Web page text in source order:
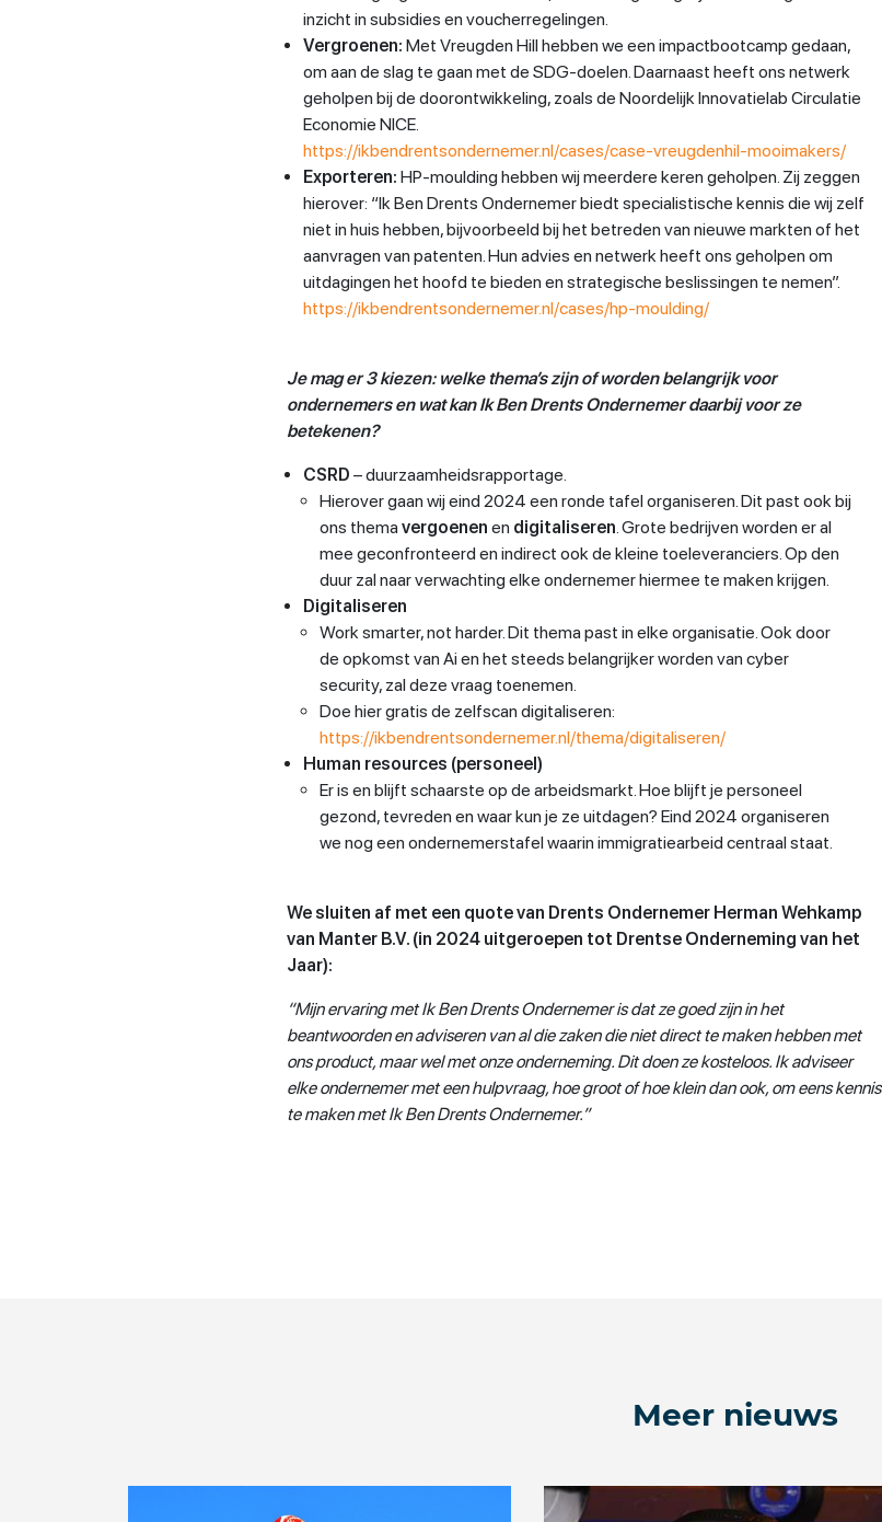
inzicht in subsidies en voucherregelingen.
Vergroenen: Met Vreugden Hill hebben we een impactbootcamp gedaan,
om aan de slag te gaan met de SDG-doelen. Daarnaast heeft ons netwerk
geholpen bij de doorontwikkeling, zoals de Noordelijk Innovatielab Circulatie
Economie NICE.
https://ikbendrentsondernemer.nl/cases/case-vreugdenhil-mooimakers/
Exporteren: HP-moulding hebben wij meerdere keren geholpen. Zij zeggen
hierover: “Ik Ben Drents Ondernemer biedt specialistische kennis die wij zelf
niet in huis hebben, bijvoorbeeld bij het betreden van nieuwe markten of het
aanvragen van patenten. Hun advies en netwerk heeft ons geholpen om
uitdagingen het hoofd te bieden en strategische beslissingen te nemen”.
https://ikbendrentsondernemer.nl/cases/hp-moulding/
Je mag er 3 kiezen: welke thema’s zijn of worden belangrijk voor
ondernemers en wat kan Ik Ben Drents Ondernemer daarbij voor ze
betekenen?
CSRD – duurzaamheidsrapportage.
Hierover gaan wij eind 2024 een ronde tafel organiseren. Dit past ook bij
ons thema vergoenen en digitaliseren. Grote bedrijven worden er al
mee geconfronteerd en indirect ook de kleine toeleveranciers. Op den
duur zal naar verwachting elke ondernemer hiermee te maken krijgen.
Digitaliseren
Work smarter, not harder. Dit thema past in elke organisatie. Ook door
de opkomst van Ai en het steeds belangrijker worden van cyber
security, zal deze vraag toenemen.
Doe hier gratis de zelfscan digitaliseren:
https://ikbendrentsondernemer.nl/thema/digitaliseren/
Human resources (personeel)
Er is en blijft schaarste op de arbeidsmarkt. Hoe blijft je personeel
gezond, tevreden en waar kun je ze uitdagen? Eind 2024 organiseren
we nog een ondernemerstafel waarin immigratiearbeid centraal staat.
We sluiten af met een quote van Drents Ondernemer Herman Wehkamp
van Manter B.V. (in 2024 uitgeroepen tot Drentse Onderneming van het
Jaar):
“Mijn ervaring met Ik Ben Drents Ondernemer is dat ze goed zijn in het
beantwoorden en adviseren van al die zaken die niet direct te maken hebben met
ons product, maar wel met onze onderneming. Dit doen ze kosteloos. Ik adviseer
elke ondernemer met een hulpvraag, hoe groot of hoe klein dan ook, om eens kennis
te maken met Ik Ben Drents Ondernemer.”
Meer nieuws